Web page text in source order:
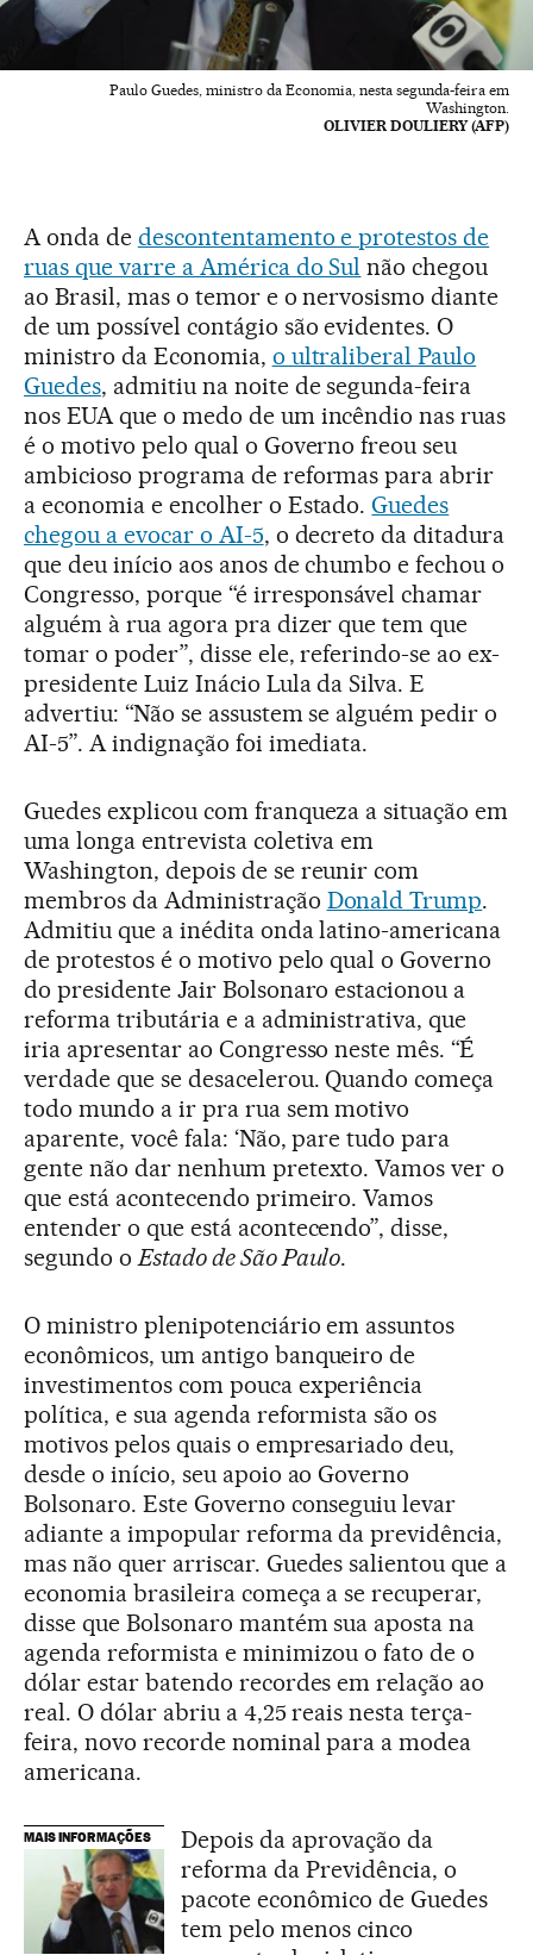
Paulo Guedes, ministro da Economia, nesta segunda-feira em
Washington.
OLIVIER DOULIERY (AFP)
A onda de descontentamento e protestos de
ruas que varre a América do Sul não chegou
ao Brasil, mas o temor e o nervosismo diante
de um possível contágio são evidentes. O
ministro da Economia, o ultraliberal Paulo
Guedes, admitiu na noite de segunda-feira
nos EUA que o medo de um incêndio nas ruas
é o motivo pelo qual o Governo freou seu
ambicioso programa de reformas para abrir
a economia e encolher o Estado.Guedes
chegou a evocar o AI-5, o decreto da ditadura
que deu início aos anos de chumbo e fechou o
Congresso, porque “é irresponsável chamar
alguém à rua agora pra dizer que tem que
tomar o poder”, disse ele, referindo-se ao ex-
presidente Luiz Inácio Lula da Silva. E
advertiu: “Não se assustem se alguém pedir o
AI-5”. A indignação foi imediata.
Guedes explicou com franqueza a situação em
uma longa entrevista coletiva em
Washington, depois de se reunir com
membros da Administração Donald Trump.
Admitiu que a inédita onda latino-americana
de protestos é o motivo pelo qual o Governo
do presidente Jair Bolsonaro estacionou a
reforma tributária e a administrativa, que
iria apresentar ao Congresso neste mês. “É
verdade que se desacelerou. Quando começa
todo mundo a ir pra rua sem motivo
aparente, você fala: ‘Não, pare tudo para
gente não dar nenhum pretexto. Vamos ver o
que está acontecendo primeiro. Vamos
entender o que está acontecendo”, disse,
segundo o Estado de São Paulo.
O ministro plenipotenciário em assuntos
econômicos, um antigo banqueiro de
investimentos com pouca experiência
política, e sua agenda reformista são os
motivos pelos quais o empresariado deu,
desde o início, seu apoio ao Governo
Bolsonaro. Este Governo conseguiu levar
adiante a impopular reforma da previdência,
mas não quer arriscar. Guedes salientou que a
economia brasileira começa a se recuperar,
disse que Bolsonaro mantém sua aposta na
agenda reformista e minimizou o fato de o
dólar estar batendo recordes em relação ao
real. O dólar abriu a 4,25 reais nesta terça-
feira, novo recorde nominal para a modea
americana.
MAIS INFORMAÇÕES
Depois da aprovação da
reforma da Previdência, o
pacote econômico de Guedes
tem pelo menos cinco